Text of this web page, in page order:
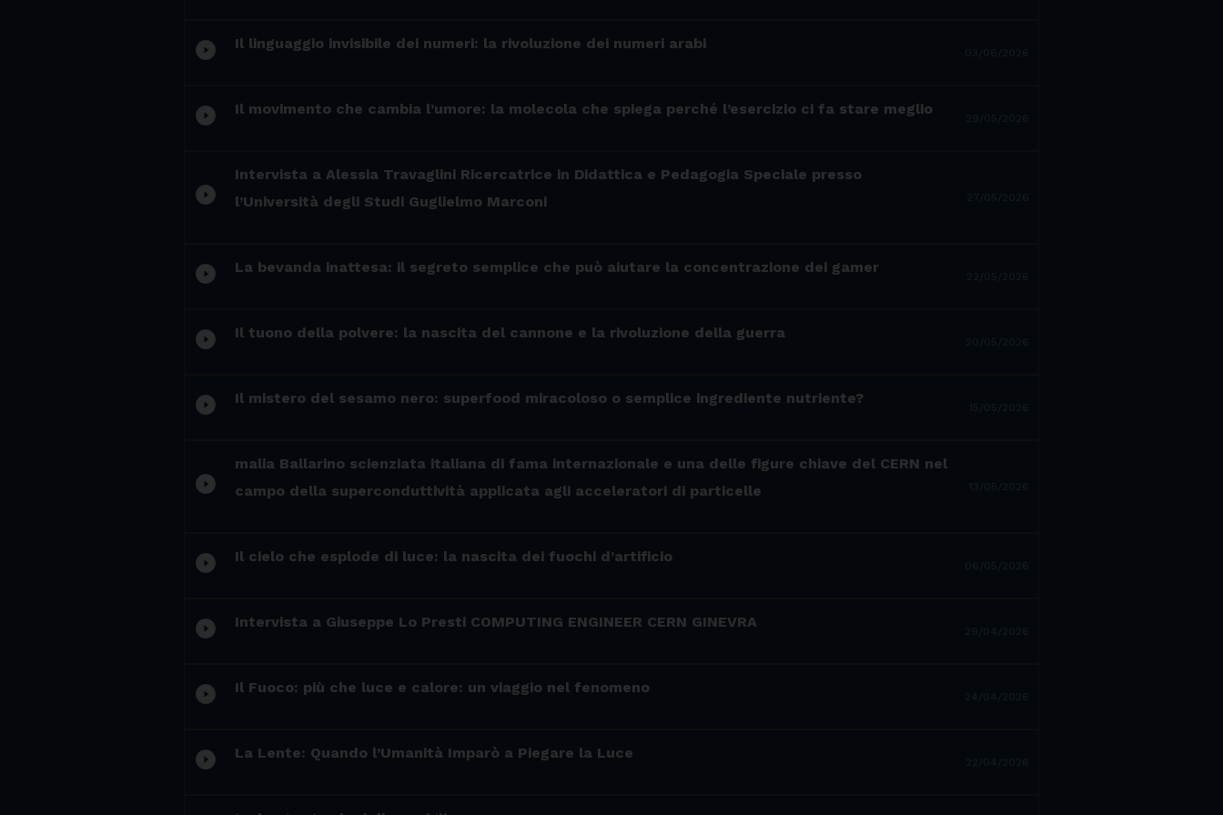
play_circle_filled Il linguaggio invisibile dei numeri: la rivoluzione dei numeri arabi
play_circle_filled Il movimento che cambia l’umore: la molecola che spiega perché l’esercizio ci fa stare meglio
play_circle_filled
Intervista a Alessia Travaglini Ricercatrice in Didattica e Pedagogia Speciale presso
l’Università degli Studi Guglielmo Marconi
play_circle_filled La bevanda inattesa: il segreto semplice che può aiutare la concentrazione dei gamer
play_circle_filled Il tuono della polvere: la nascita del cannone e la rivoluzione della guerra
play_circle_filled Il mistero del sesamo nero: superfood miracoloso o semplice ingrediente nutriente?
play_circle_filled
malia Ballarino scienziata italiana di fama internazionale e una delle figure chiave del CERN nel
campo della superconduttività applicata agli acceleratori di particelle
play_circle_filled Il cielo che esplode di luce: la nascita dei fuochi d’artificio
play_circle_filled Intervista a Giuseppe Lo Presti COMPUTING ENGINEER CERN GINEVRA
play_circle_filled Il Fuoco: più che luce e calore: un viaggio nel fenomeno
play_circle_filled La Lente: Quando l’Umanità Imparò a Piegare la Luce